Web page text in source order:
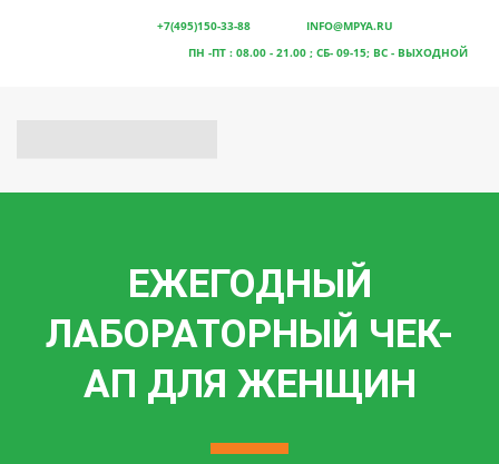
+7(495)150-33-88
INFO@MPYA.RU
ПН -ПТ : 08.00 - 21.00 ; СБ- 09-15; ВС - ВЫХОДНОЙ
ЕЖЕГОДНЫЙ
ЛАБОРАТОРНЫЙ ЧЕК-
АП ДЛЯ ЖЕНЩИН